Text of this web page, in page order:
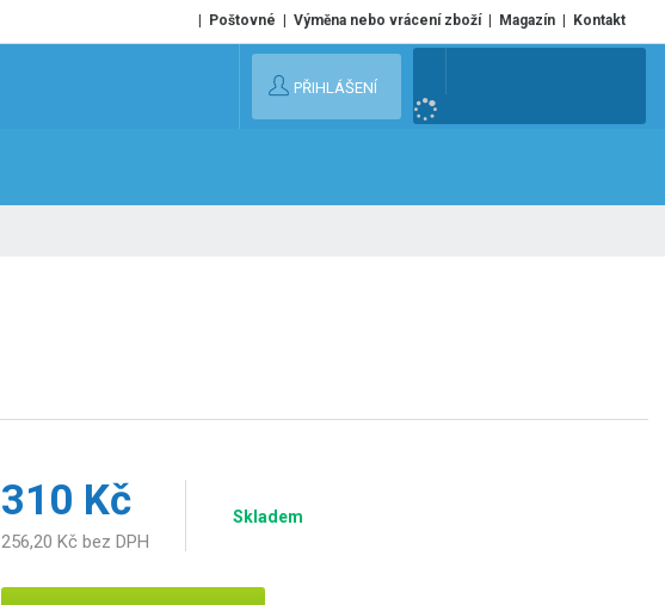
Poštovné Výměna nebo vrácení zboží Magazín Kontakt
e
PŘIHLÁŠENÍ
310 Kč
256,20 Kč bez DPH
Skladem